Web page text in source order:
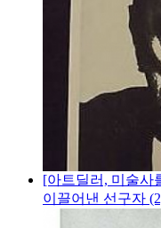
[아트딜러, 미술사
이끌어낸 선구자